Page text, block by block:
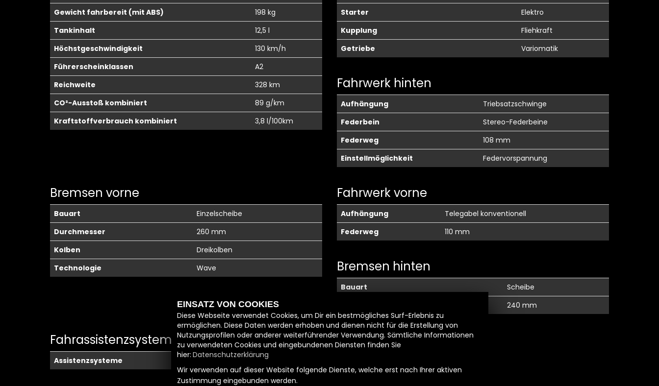
Gewicht fahrbereit (mit ABS)
198 kg
Tankinhalt
12,5 l
Höchstgeschwindigkeit
130 km/h
Führerscheinklassen
A2
Reichweite
328 km
CO²-Ausstoß kombiniert
89 g/km
Kraftstoffverbrauch kombiniert
3,8 l/100km
Starter
Elektro
Kupplung
Fliehkraft
Getriebe
Variomatik
Fahrwerk hinten
Aufhängung
Triebsatzschwinge
Federbein
Stereo-Federbeine
Federweg
108 mm
Einstellmöglichkeit
Federvorspannung
Bremsen vorne
Bauart
Einzelscheibe
Durchmesser
260 mm
Kolben
Dreikolben
Technologie
Wave
Fahrwerk vorne
Aufhängung
Telegabel konventionell
Federweg
110 mm
Bremsen hinten
Bauart
Scheibe
240 mm
Fahrassistenzsysteme
Assistenzsysteme
EINSATZ VON COOKIES
Diese Webseite verwendet Cookies, um Dir ein bestmögliches Surf-Erlebnis zu
ermöglichen. Diese Daten werden erhoben und dienen nicht für die Erstellung von
Nutzungsprofilen oder anderer weiterführender Verwendung. Sämtliche Informationen
zu verwendeten Cookies und eingebundenen Diensten finden Sie
hier: Datenschutzerklärung
Wir verwenden auf dieser Website folgende Dienste, welche erst nach Ihrer aktiven
Zustimmung eingebunden werden.